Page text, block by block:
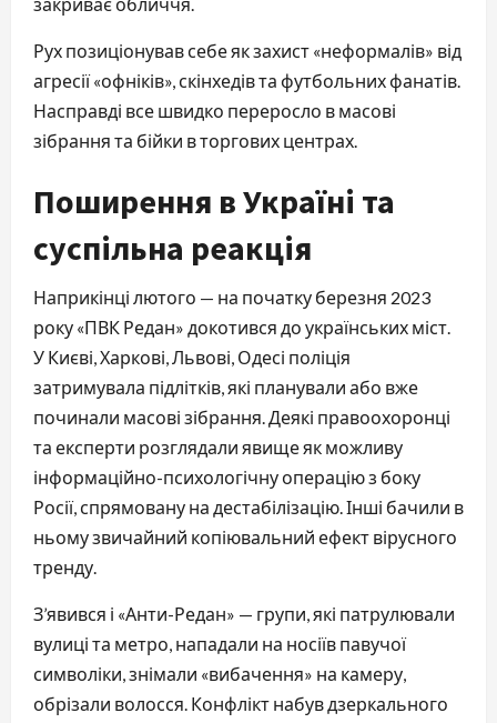
Рух позиціонував себе як захист «неформалів» від
агресії «офніків», скінхедів та футбольних фанатів.
Насправді все швидко переросло в масові
зібрання та бійки в торгових центрах.
Поширення в Україні та
суспільна реакція
Наприкінці лютого — на початку березня 2023
року «ПВК Редан» докотився до українських міст.
У Києві, Харкові, Львові, Одесі поліція
затримувала підлітків, які планували або вже
починали масові зібрання. Деякі правоохоронці
та експерти розглядали явище як можливу
інформаційно-психологічну операцію з боку
Росії, спрямовану на дестабілізацію. Інші бачили в
ньому звичайний копіювальний ефект вірусного
тренду.
З’явився і «Анти-Редан» — групи, які патрулювали
вулиці та метро, нападали на носіїв павучої
символіки, знімали «вибачення» на камеру,
обрізали волосся. Конфлікт набув дзеркального